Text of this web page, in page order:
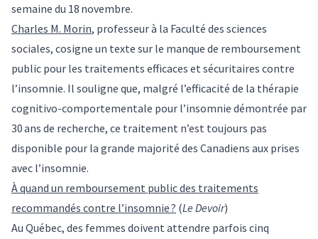
semaine du 18 novembre.
Charles M. Morin, professeur à la Faculté des sciences
sociales, cosigne un texte sur le manque de remboursement
public pour les traitements efficaces et sécuritaires contre
l’insomnie. Il souligne que, malgré l’efficacité de la thérapie
cognitivo-comportementale pour l’insomnie démontrée par
30 ans de recherche, ce traitement n’est toujours pas
disponible pour la grande majorité des Canadiens aux prises
avec l’insomnie.
À quand un remboursement public des traitements
recommandés contre l’insomnie ? (Le Devoir)
Au Québec, des femmes doivent attendre parfois cinq